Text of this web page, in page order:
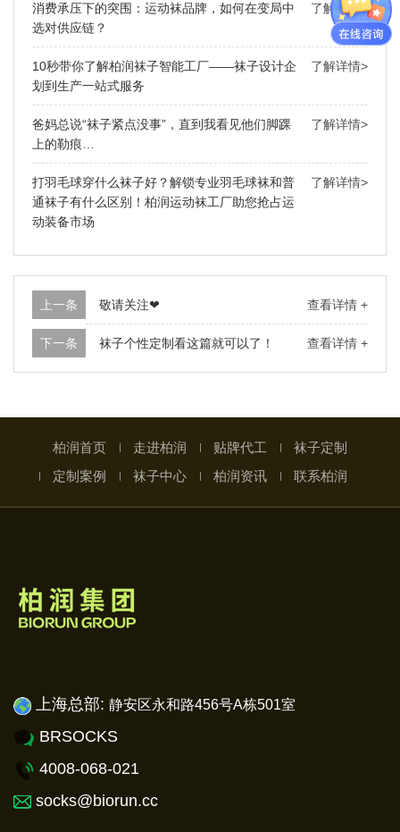
消费承压下的突围：运动袜品牌，如何在变局中
选对供应链？
了解详情>
10秒带你了解柏润袜子智能工厂——袜子设计企
划到生产一站式服务
了解详情>
爸妈总说“袜子紧点没事”，直到我看见他们脚踝
上的勒痕…
了解详情>
打羽毛球穿什么袜子好？解锁专业羽毛球袜和普
通袜子有什么区别！柏润运动袜工厂助您抢占运
动装备市场
了解详情>
上一条 敬请关注❤ 查看详情 +
下一条 袜子个性定制看这篇就可以了！ 查看详情 +
柏润首页 走进柏润 贴牌代工
袜子定制
定制案例
袜子中心 柏润资讯 联系柏润
上海总部: 静安区永和路456号A栋501室
BRSOCKS
4008-068-021
socks@biorun.cc